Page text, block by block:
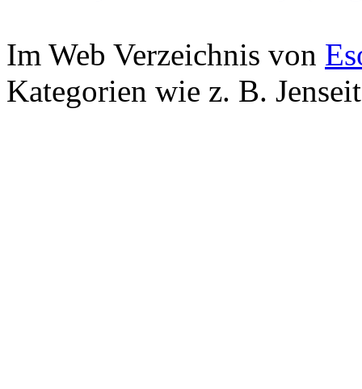
Im Web Verzeichnis von
Kategorien wie z. B.